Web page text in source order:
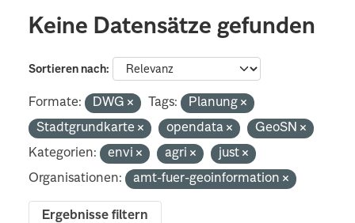
Keine Datensätze gefunden
Sortieren nach
Formate: DWG Tags:
Planung
Stadtgrundkarte
opendata
GeoSN
Kategorien:
envi agri
just
Organisationen:
amt-fuer-geoinformation
Ergebnisse filtern